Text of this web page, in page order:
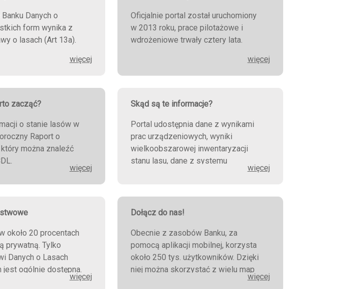
Danych o
form wynika z
o lasach (Art 13a).
więcej
Oficjalnie portal został uruchomiony
w 2013 roku, prace pilotażowe i
wdrożeniowe trwały cztery lata.
więcej
zacząć?
o stanie lasów w
Raport o
można znaleźć
więcej
Skąd są te informacje?
Portal udostępnia dane z wynikami
prac urządzeniowych, wyniki
wielkoobszarowej inwentaryzacji
stanu lasu, dane z systemu
Urzędu Statystycznego oraz wiele
innych.
więcej
około 20 procentach
prywatną. Tylko
Danych o Lasach
jest ogólnie dostępna.
więcej
Dołącz do nas!
Obecnie z zasobów Banku, za
pomocą aplikacji mobilnej, korzysta
około 250 tys. użytkowników. Dzięki
niej można skorzystać z wielu map
więcej